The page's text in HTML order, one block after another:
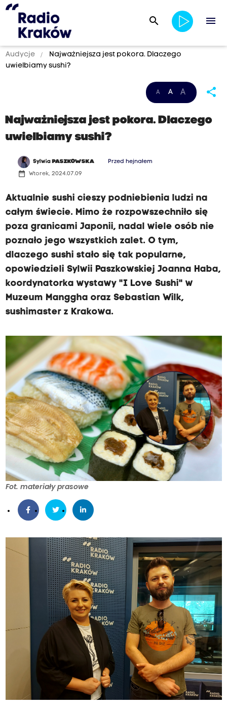
search menu
Audycje
Najważniejsza jest pokora. Dlaczego
uwielbiamy sushi?
A A A share
Najważniejsza jest pokora. Dlaczego
uwielbiamy sushi?
Sylwia PASZKOWSKA Przed hejnałem
date_range Wtorek, 2024.07.09
Aktualnie sushi cieszy podniebienia ludzi na
całym świecie. Mimo że rozpowszechniło się
poza granicami Japonii, nadal wiele osób nie
poznało jego wszystkich zalet. O tym,
dlaczego sushi stało się tak popularne,
opowiedzieli Sylwii Paszkowskiej Joanna Haba,
koordynatorka wystawy "I Love Sushi" w
Muzeum Manggha oraz Sebastian Wilk,
sushimaster z Krakowa.
Fot. materiały prasowe